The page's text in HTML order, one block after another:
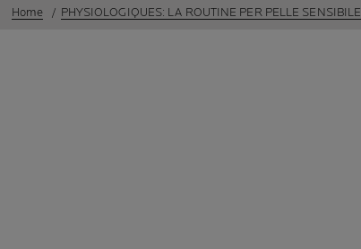
Home PHYSIOLOGIQUES: LA ROUTINE PER PELLE SENSIBILE